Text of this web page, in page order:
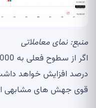
منبع:نمای معاملاتی
قوی جهش های مشابهی